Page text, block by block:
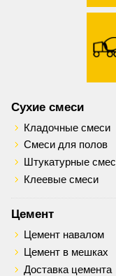
Сухие смеси
Кладочные смеси
Смеси для полов
Штукатурные
Клеевые смеси
Цемент
Цемент навалом
Цемент в мешках
Доставка цемента